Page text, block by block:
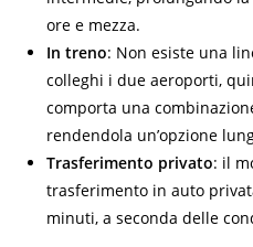
ore e mezza.
In treno: Non esiste una
colleghi i due aeroporti,
comporta una
rendendola un’opzione
Trasferimento privato: il
trasferimento in auto
minuti, a seconda delle